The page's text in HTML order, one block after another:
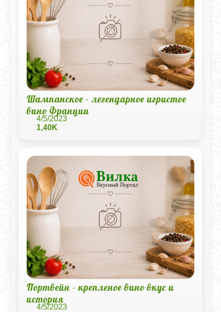
Шампанское - легендарное игристое
вино Франции
4/5/2023
1,40K
Портвейн - крепленое вино вкус и
история
4/5/2023